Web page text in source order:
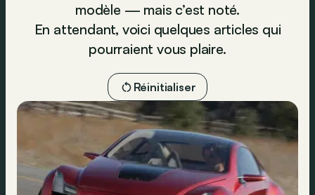
modèle — mais c’est noté.
En attendant, voici quelques articles qui
pourraient vous plaire.
Réinitialiser